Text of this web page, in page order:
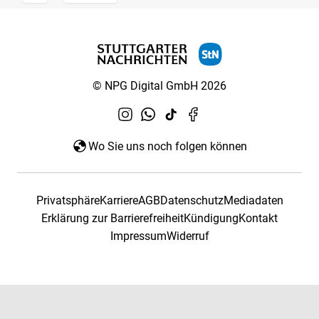
© NPG Digital GmbH 2026
Wo Sie uns noch folgen können
PrivatsphäreKarriereAGBDatenschutzMediadaten
Erklärung zur BarrierefreiheitKündigungKontakt
ImpressumWiderruf